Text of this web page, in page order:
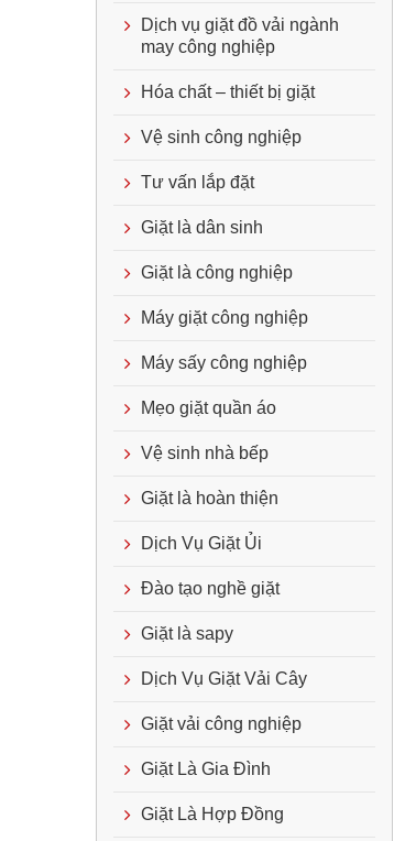
Dịch vụ giặt đồ vải ngành
may công nghiệp
Hóa chất – thiết bị giặt
Vệ sinh công nghiệp
Tư vấn lắp đặt
Giặt là dân sinh
Giặt là công nghiệp
Máy giặt công nghiệp
Máy sấy công nghiệp
Mẹo giặt quần áo
Vệ sinh nhà bếp
Giặt là hoàn thiện
Dịch Vụ Giặt Ủi
Đào tạo nghề giặt
Giặt là sapy
Dịch Vụ Giặt Vải Cây
Giặt vải công nghiệp
Giặt Là Gia Đình
Giặt Là Hợp Đồng